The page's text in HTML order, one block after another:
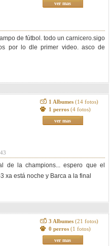
ver mas
de fútbol. todo un carnicero.sigo
por lo dle primer video. asco de
1 Albumes (14 fotos)
1 perros (4 fotos)
ver mas
de la champions... espero que el
xa está noche y Barca a la final
3 Albumes (21 fotos)
0 perros (1 fotos)
ver mas